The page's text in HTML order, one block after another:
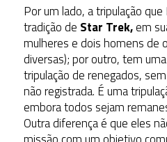
Por um lado, a tripulação
tradição de Star Trek,em
mulheres e dois homens de
diversas); por outro, tem
tripulação de renegados,
não registrada. É uma
embora todos sejam
Outra diferença é que eles